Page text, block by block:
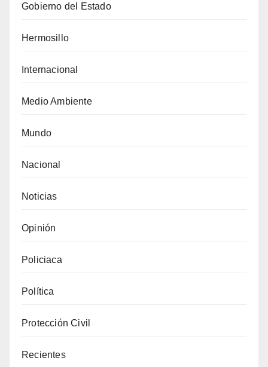
Gobierno del Estado
Hermosillo
Internacional
Medio Ambiente
Mundo
Nacional
Noticias
Opinión
Policiaca
Política
Protección Civil
Recientes